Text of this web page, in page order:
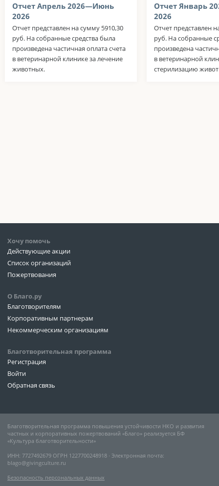
Отчет Апрель 2026—Июнь
2026
Отчет представлен на сумму 5910,30
руб. На собранные средства была
произведена частичная оплата счета
в ветеринарной клинике за лечение
животных.
Отчет Январь
2026
Отчет представлен
руб. На собранные
произведена
в ветеринарной
стерилизацию
Хочу помочь
Действующие акции
Список организаций
Пожертвования
О Благо.ру
Благотворителям
Корпоративным партнерам
Некоммерческим организациям
Благотворительная программа
Регистрация
Войти
Обратная связь
Благотворительная программа повышения устойчивости НКО и развития
частных и корпоративных пожертвований «Благо» реализуется БФ
«Культура благотворительности»
ИНН: 7727492679 ОГРН 1227700248918 ∙ Электронная почта:
blago@givingculture.ru
Безопасность персональных данных